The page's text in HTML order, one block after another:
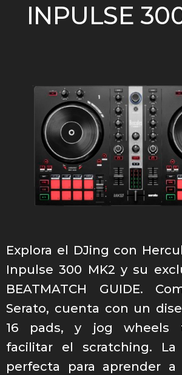
INPULSE
Explora el DJing con
Inpulse 300 MK2 y su
BEATMATCH GUIDE.
Serato, cuenta con un
16 pads, y jog wheels
facilitar el scratching. La
perfecta para aprender a